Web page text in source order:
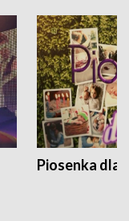
Piosenka dla